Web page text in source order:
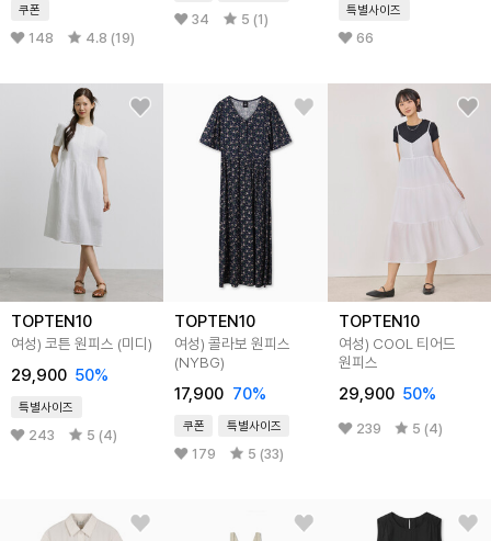
쿠폰
148 4.8 (19)
34 5 (1)
특별사이즈
66
TOPTEN10
여성) 코튼 원피스 (미디)
29,900 50%
특별사이즈
243 5 (4)
TOPTEN10
여성) 콜라보 원피스
(NYBG)
17,900 70%
쿠폰 특별사이즈
179 5 (33)
TOPTEN10
여성) COOL 티어드
원피스
29,900 50%
239 5 (4)